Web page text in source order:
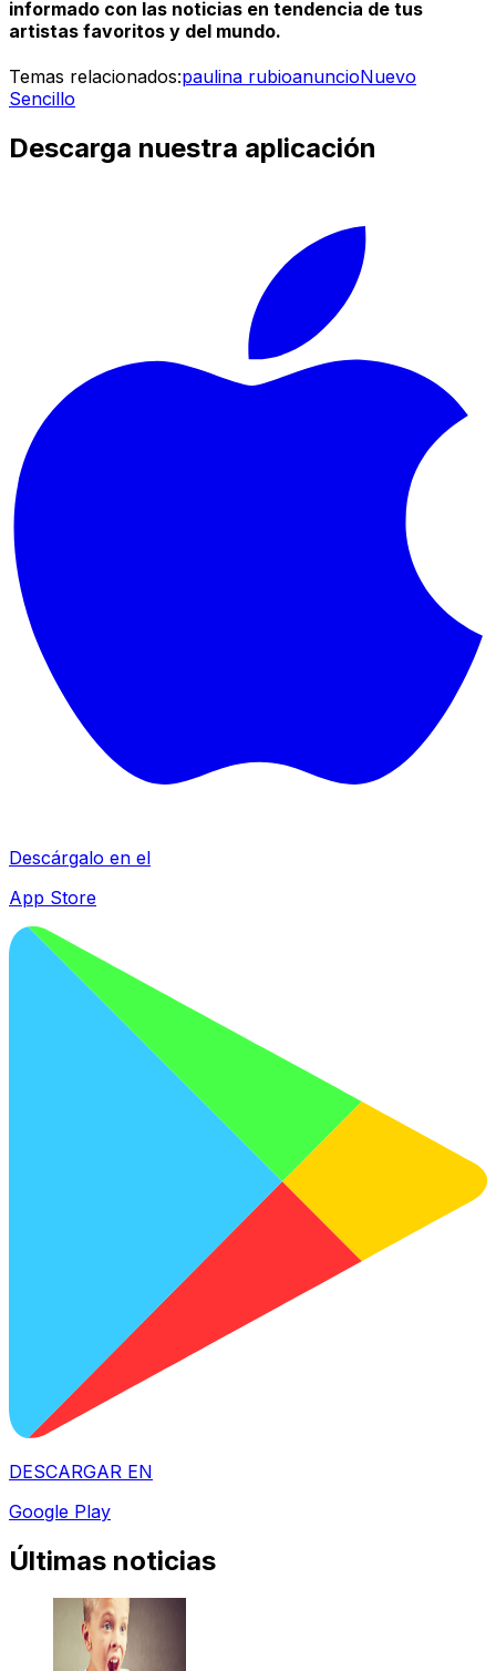
informado con las noticias en tendencia de tus
artistas favoritos y del mundo.
Temas relacionados:paulina rubioanuncioNuevo
Sencillo
Descarga nuestra aplicación
Descárgalo en el
App Store
DESCARGAR EN
Google Play
Últimas noticias